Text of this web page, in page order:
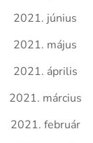
2021. június
2021. május
2021. április
2021. március
2021. február